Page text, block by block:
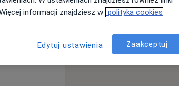
za
w
informacji znajdziesz w polityka cookies
Edytuj ustawienia Zaakceptuj